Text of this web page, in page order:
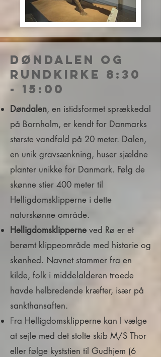
Døndalen og
Rundkirke 8:30
- 15:00
Døndalen, en istidsformet sprækkedal
på Bornholm, er kendt for Danmarks
største vandfald på 20 meter. Dalen,
en unik gravsænkning, huser sjældne
planter unikke for Danmark. Følg de
skønne stier 400 meter til
Helligdomsklipperne i dette
naturskønne område.
Helligdomsklipperne ved Rø er et
berømt klippeområde med historie og
skønhed. Navnet stammer fra en
kilde, folk i middelalderen troede
havde helbredende kræfter, især på
sankthansaften.
Fra Helligdomsklipperne kan I vælge
at sejle med det stolte skib M/S Thor
eller følge kyststien til Gudhjem (6